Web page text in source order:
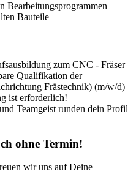
Bearbeitungsprogrammen
Bauteile
zum CNC - Fräser
Qualifikation der
Frästechnik) (m/w/d)
ist erforderlich!
Teamgeist runden dein Profil
ohne Termin!
wir uns auf Deine